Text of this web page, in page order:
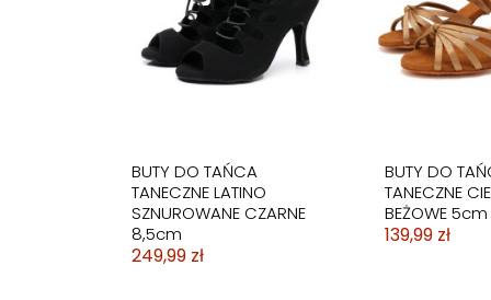
STRÓJ KĄPIELOWY
JEDNOCZĘŚCIOWY
SUKIENKA FIGI
BIKINI STRÓJ
KOSTIUM
KWIATY
STRÓJ KOSTIUM
KĄPIELOWY MONOKINI
JEDNOCZĘŚCIOWY
BIKINI STRÓJ
WYSOKI
79,99 zł
STRÓJ KOSTIUM
KĄPIELOWY MONOKINI
KORONKA SEXY
BUTY DO TAŃCA
TANECZNE LATINO
SZNUROWANE CZARNE
8,5cm
249,99 zł
BUTY DO
TANECZNE
BEŻOWE 5cm
139,99 zł